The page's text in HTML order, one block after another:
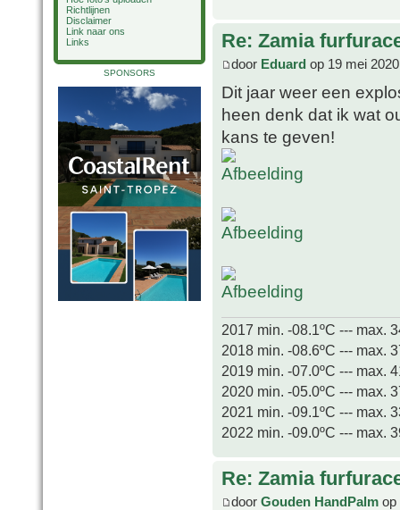
Richtlijnen
Disclaimer
Link naar ons
Links
SPONSORS
Re: Zamia
door Eduard op 19 mei
Dit jaar weer een
heen denk dat ik wat
kans te geven!
2017 min. -08.1ºC --- max.
2018 min. -08.6ºC --- max.
2019 min. -07.0ºC --- max.
2020 min. -05.0ºC --- max.
2021 min. -09.1ºC --- max.
2022 min. -09.0ºC --- max.
Re: Zamia
door Gouden HandPalm op